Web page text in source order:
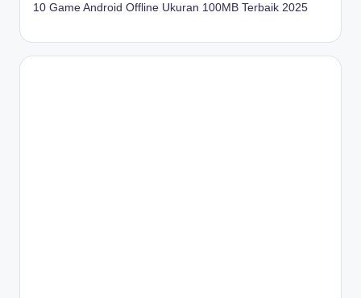
10 Game Android Offline Ukuran 100MB Terbaik 2025